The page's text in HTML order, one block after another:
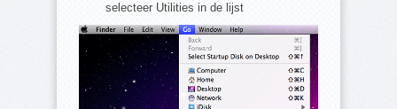
selecteer Utilities in de lijst